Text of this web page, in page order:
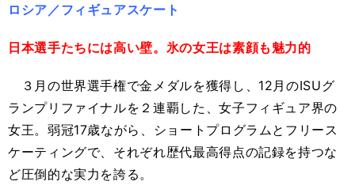
ロシア／フィギュアスケート
日本選手たちには高い壁。氷の女王は素顔も魅力的
３月の世界選手権で金メダルを獲得し、12月のISUグ
ランプリファイナルを２連覇した、女子フィギュア界の
女王。弱冠17歳ながら、ショートプログラムとフリース
ケーティングで、それぞれ歴代最高得点の記録を持つな
ど圧倒的な実力を誇る。